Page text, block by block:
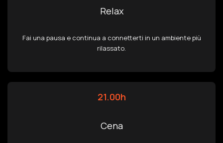
Relax
Fai una pausa e continua a connetterti in un ambiente più
rilassato.
21.00h
Cena